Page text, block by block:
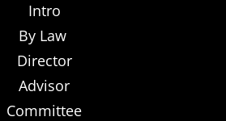
Intro
By Law
Director
Advisor
Committee